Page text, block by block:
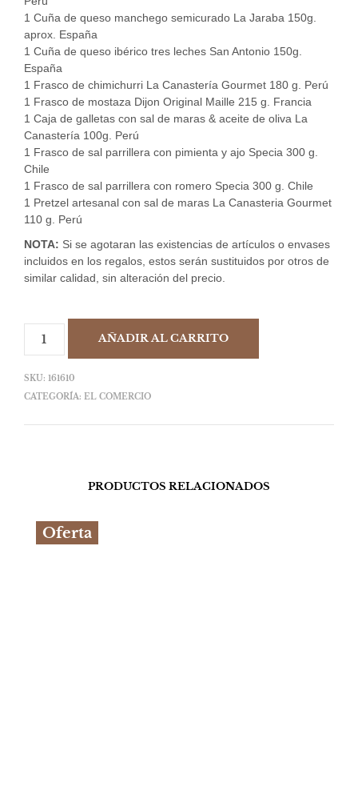
S/790.00.S/750.00.
1 Cuña de queso manchego semicurado La Jaraba 150g.
aprox. España
1 Cuña de queso ibérico tres leches San Antonio 150g.
España
1 Frasco de chimichurri La Canastería Gourmet 180 g. Perú
1 Frasco de mostaza Dijon Original Maille 215 g. Francia
1 Caja de galletas con sal de maras & aceite de oliva La
Canastería 100g. Perú
1 Frasco de sal parrillera con pimienta y ajo Specia 300 g.
Chile
1 Frasco de sal parrillera con romero Specia 300 g. Chile
1 Pretzel artesanal con sal de maras La Canasteria Gourmet
110 g. Perú
NOTA: Si se agotaran las existencias de artículos o envases
incluidos en los regalos, estos serán sustituidos por otros de
similar calidad, sin alteración del precio.
AÑADIR AL CARRITO
SKU: 161610
CATEGORÍA: EL COMERCIO
PRODUCTOS RELACIONADOS
Oferta